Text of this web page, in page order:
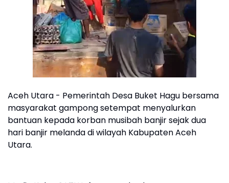
Aceh Utara - Pemerintah Desa Buket Hagu bersama
masyarakat gampong setempat menyalurkan
bantuan kepada korban musibah banjir sejak dua
hari banjir melanda di wilayah Kabupaten Aceh
Utara.